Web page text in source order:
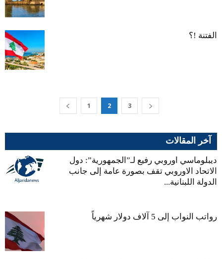
الفتنة !؟
1 2 3
آخر المقالات
ديبلوماسي اوروبي رفيع لـ”الجمهورية”: دول
الاتحاد الاوروبي تقف بصورة عامة إلى جانب
الدولة اللبنانية...
رواتب النواب إلى 5 آلاف دولار شهرياً